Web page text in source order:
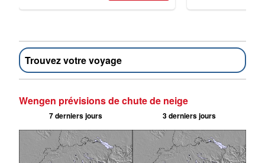
Trouvez votre voyage
Wengen prévisions de chute de neige
7 derniers jours 3 derniers jours